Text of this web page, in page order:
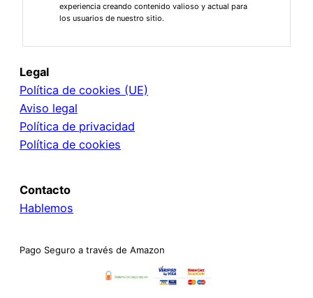
experiencia creando contenido valioso y actual para
los usuarios de nuestro sitio.
Legal
Política de cookies (UE)
Aviso legal
Política de privacidad
Política de cookies
Contacto
Hablemos
Pago Seguro a través de Amazon